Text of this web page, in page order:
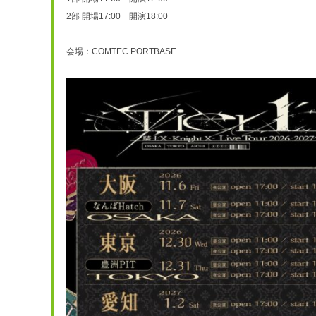
2部 開場17:00　開演18:00
会場：COMTEC PORTBASE